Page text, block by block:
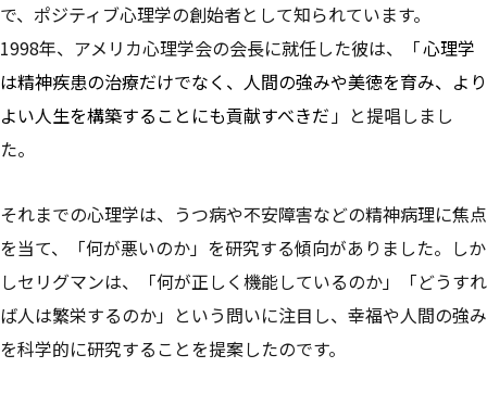
で、ポジティブ心理学の創始者として知られています。
1998年、アメリカ心理学会の会長に就任した彼は、「心理学
は精神疾患の治療だけでなく、人間の強みや美徳を育み、より
よい人生を構築することにも貢献すべきだ」と提唱しまし
た。
それまでの心理学は、うつ病や不安障害などの精神病理に焦点
を当て、「何が悪いのか」を研究する傾向がありました。しか
しセリグマンは、「何が正しく機能しているのか」「どうすれ
ば人は繁栄するのか」という問いに注目し、幸福や人間の強み
を科学的に研究することを提案したのです。